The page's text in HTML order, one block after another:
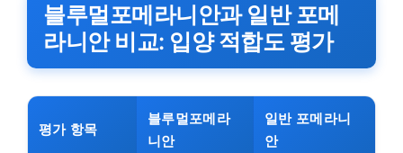
블루멀포메라니안과 일반 포메
라니안 비교: 입양 적합도 평가
평가 항목
블루멀포메라
니안
일반 포메라니
안